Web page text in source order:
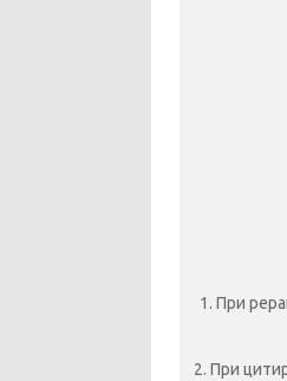
1. При
2. При